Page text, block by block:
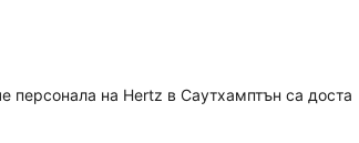
персонала на Hertz в Саутхамптън са доста